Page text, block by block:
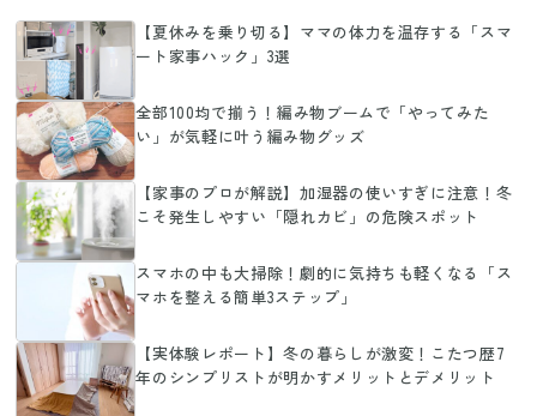
【夏休みを乗り切る】ママの体力を温存する「スマ
ート家事ハック」3選
全部100均で揃う！編み物ブームで「やってみた
い」が気軽に叶う編み物グッズ
【家事のプロが解説】加湿器の使いすぎに注意！冬
こそ発生しやすい「隠れカビ」の危険スポット
スマホの中も大掃除！劇的に気持ちも軽くなる「ス
マホを整える簡単3ステップ」
【実体験レポート】冬の暮らしが激変！こたつ歴7
年のシンプリストが明かすメリットとデメリット